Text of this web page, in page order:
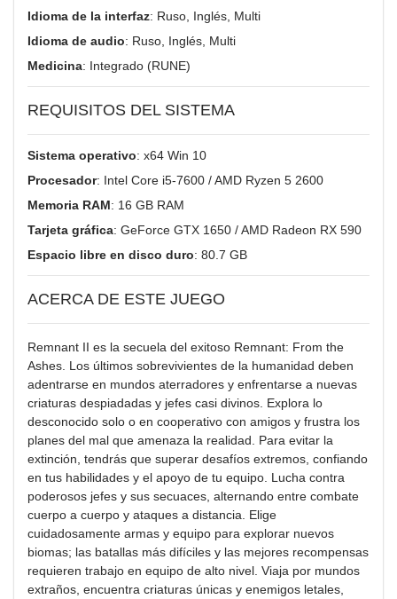
Idioma de la interfaz: Ruso, Inglés, Multi
Idioma de audio: Ruso, Inglés, Multi
Medicina: Integrado (RUNE)
REQUISITOS DEL SISTEMA
Sistema operativo: x64 Win 10
Procesador: Intel Core i5-7600 / AMD Ryzen 5 2600
Memoria RAM: 16 GB RAM
Tarjeta gráfica: GeForce GTX 1650 / AMD Radeon RX 590
Espacio libre en disco duro: 80.7 GB
ACERCA DE ESTE JUEGO
Remnant II es la secuela del exitoso Remnant: From the
Ashes. Los últimos sobrevivientes de la humanidad deben
adentrarse en mundos aterradores y enfrentarse a nuevas
criaturas despiadadas y jefes casi divinos. Explora lo
desconocido solo o en cooperativo con amigos y frustra los
planes del mal que amenaza la realidad. Para evitar la
extinción, tendrás que superar desafíos extremos, confiando
en tus habilidades y el apoyo de tu equipo. Lucha contra
poderosos jefes y sus secuaces, alternando entre combate
cuerpo a cuerpo y ataques a distancia. Elige
cuidadosamente armas y equipo para explorar nuevos
biomas; las batallas más difíciles y las mejores recompensas
requieren trabajo en equipo de alto nivel. Viaja por mundos
extraños, encuentra criaturas únicas y enemigos letales,